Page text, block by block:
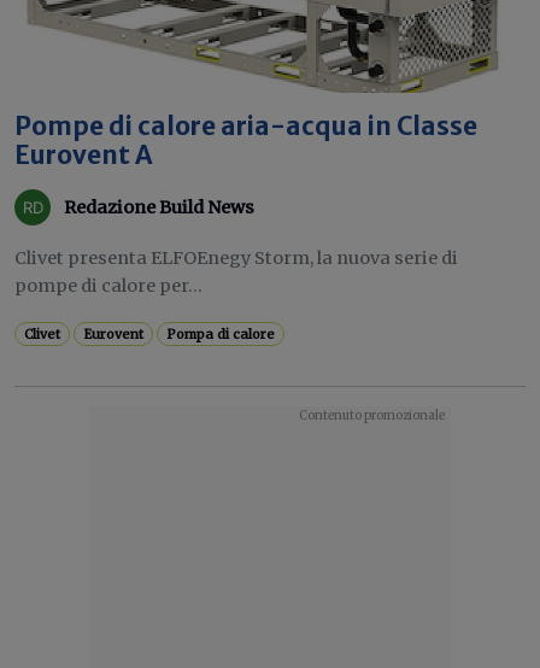
Pompe di calore aria-acqua in Classe
Eurovent A
Redazione Build News
Clivet presenta ELFOEnegy Storm, la nuova serie di
pompe di calore per...
Clivet Eurovent Pompa di calore